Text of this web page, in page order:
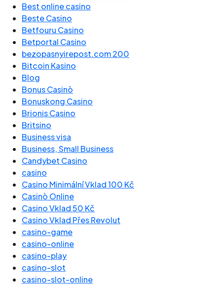
Best online casino
Beste Casino
Betfouru Casino
Betportal Casino
bezopasnyirepost.com 200
Bitcoin Kasino
Blog
Bonus Casinò
Bonuskong Casino
Brionis Casino
Britsino
Business visa
Business, Small Business
Candybet Casino
casino
Casino Minimální Vklad 100 Kč
Casinò Online
Casino Vklad 50 Kč
Casino Vklad Přes Revolut
casino-game
casino-online
casino-play
casino-slot
casino-slot-online